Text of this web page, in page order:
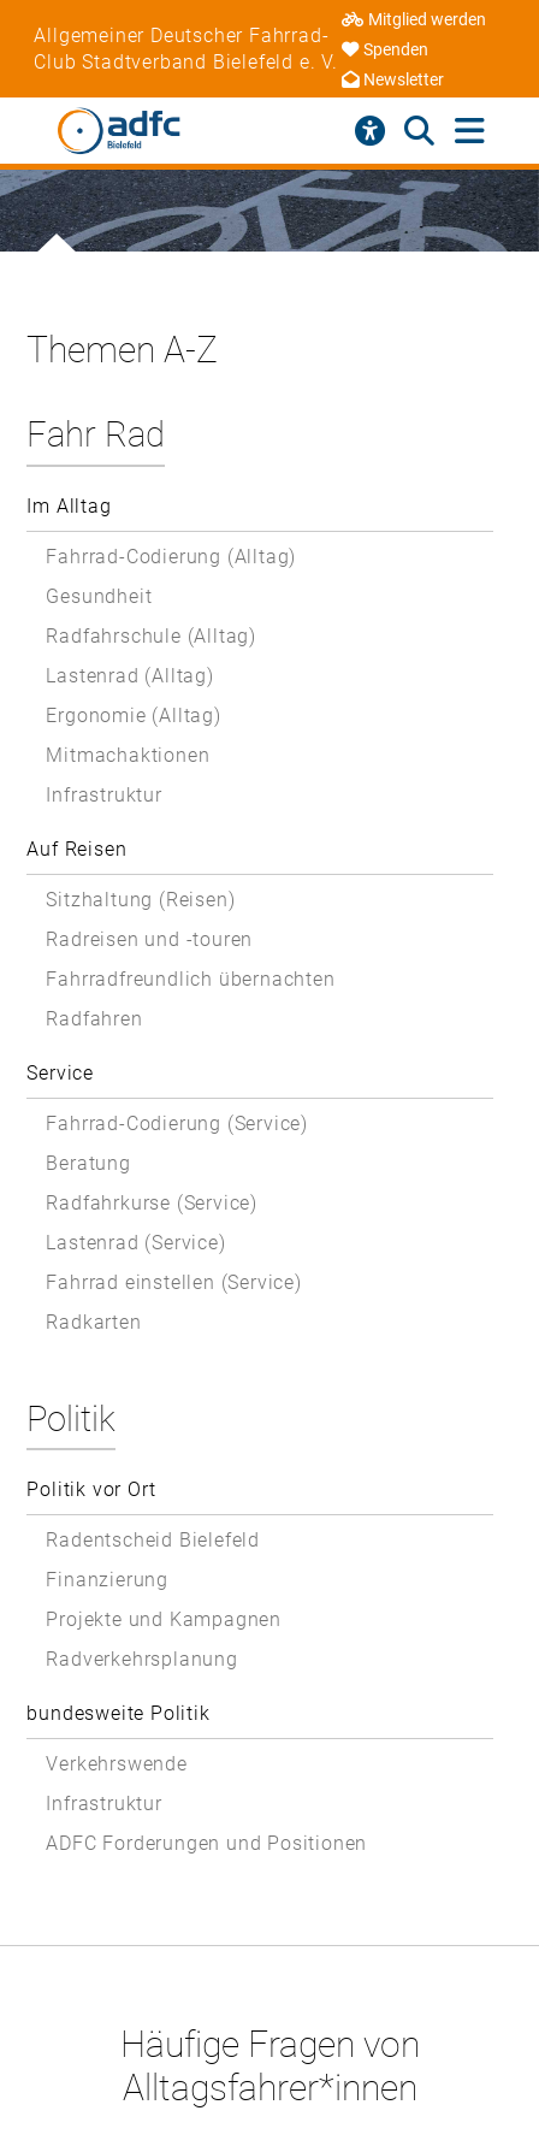
Allgemeiner Deutscher Fahrrad-
Club Stadtverband Bielefeld e. V.
Mitglied werden
Spenden
Newsletter
Themen A-Z
Fahr Rad
Im Alltag
Fahrrad-Codierung (Alltag)
Gesundheit
Radfahrschule (Alltag)
Lastenrad (Alltag)
Ergonomie (Alltag)
Mitmachaktionen
Infrastruktur
Auf Reisen
Sitzhaltung (Reisen)
Radreisen und -touren
Fahrradfreundlich übernachten
Radfahren
Service
Fahrrad-Codierung (Service)
Beratung
Radfahrkurse (Service)
Lastenrad (Service)
Fahrrad einstellen (Service)
Radkarten
Politik
Politik vor Ort
Radentscheid Bielefeld
Finanzierung
Projekte und Kampagnen
Radverkehrsplanung
bundesweite Politik
Verkehrswende
Infrastruktur
ADFC Forderungen und Positionen
Häufige Fragen von
Alltagsfahrer*innen